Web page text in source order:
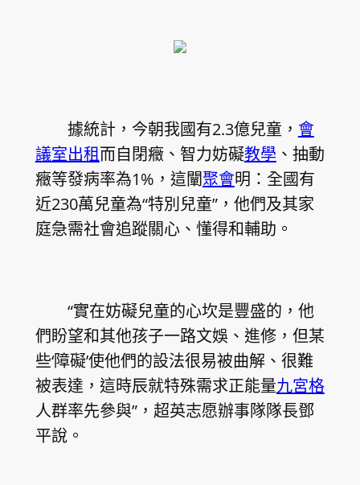
據統計，今朝我國有2.3億兒童， 會
議室出租而自閉癥、智力妨礙教學 、抽動
癥等發病率為1%，這闡聚會明：全國有
近230萬兒童為“特別兒童”，他們及其家
庭急需社會追蹤關心、懂得和輔助。
“實在妨礙兒童的心坎是豐盛的，他
們盼望和其他孩子一路文娛、進修，但某
些‘障礙’使他們的設法很易被曲解、很難
被表達，這時辰就特殊需求正能量九宮格
人群率先參與”，超英志愿辦事隊隊長鄧
平說。